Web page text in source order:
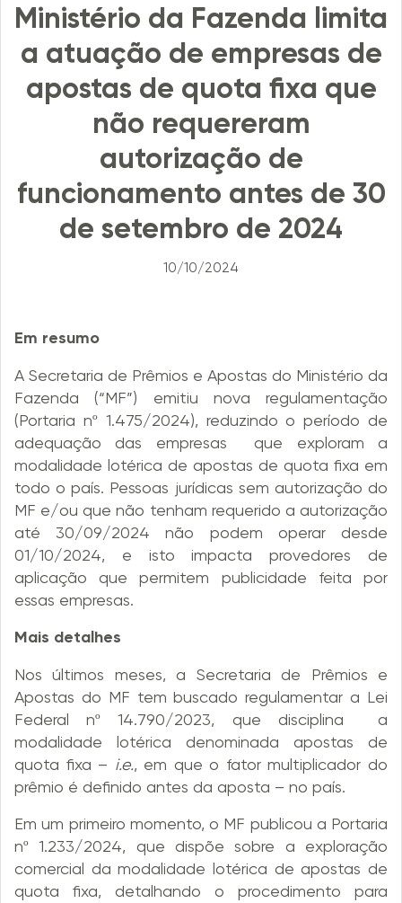
Ministério da Fazenda limita
a atuação de empresas de
apostas de quota fixa que
não requereram
autorização de
funcionamento antes de 30
de setembro de 2024
10/10/2024
Em resumo
A Secretaria de Prêmios e Apostas do Ministério da
Fazenda (“MF”) emitiu nova regulamentação
(Portaria nº 1.475/2024), reduzindo o período de
adequação das empresas que exploram a
modalidade lotérica de apostas de quota fixa em
todo o país. Pessoas jurídicas sem autorização do
MF e/ou que não tenham requerido a autorização
até 30/09/2024 não podem operar desde
01/10/2024, e isto impacta provedores de
aplicação que permitem publicidade feita por
essas empresas.
Mais detalhes
Nos últimos meses, a Secretaria de Prêmios e
Apostas do MF tem buscado regulamentar a Lei
Federal nº 14.790/2023, que disciplina a
modalidade lotérica denominada apostas de
quota fixa – i.e., em que o fator multiplicador do
prêmio é definido antes da aposta – no país.
Em um primeiro momento, o MF publicou a Portaria
nº 1.233/2024, que dispõe sobre a exploração
comercial da modalidade lotérica de apostas de
quota fixa, detalhando o procedimento para